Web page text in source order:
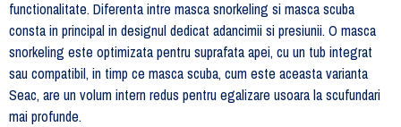
functionalitate. Diferenta intre masca snorkeling si masca scuba
consta in principal in designul dedicat adancimii si presiunii. O masca
snorkeling este optimizata pentru suprafata apei, cu un tub integrat
sau compatibil, in timp ce masca scuba, cum este aceasta varianta
Seac, are un volum intern redus pentru egalizare usoara la scufundari
mai profunde.